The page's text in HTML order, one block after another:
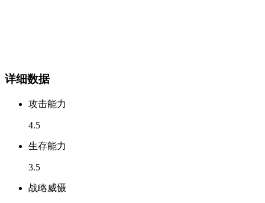
详细数据
攻击能力
4.5
生存能力
3.5
战略威慑